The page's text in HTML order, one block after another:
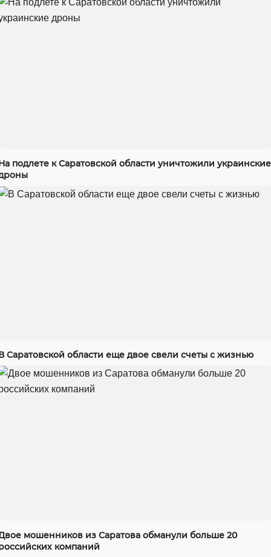
подлете к Саратовской области уничтожили украинские
Саратовской области еще двое свели счеты с жизнью
мошенников из Саратова обманули больше 20
компаний